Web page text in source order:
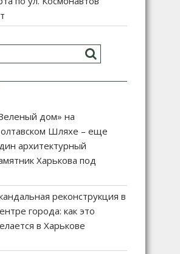
дом» на
Шляхе – еще
архитектурный
Харькова под
реконструкция в
города: как это
в Харькове